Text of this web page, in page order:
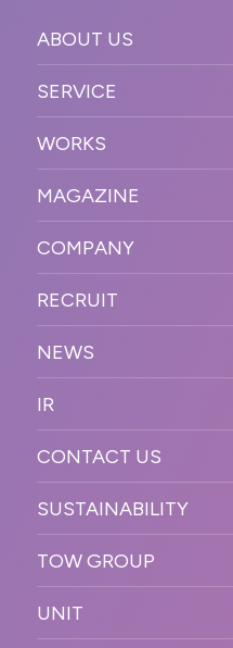
ABOUT US
PURPOSE
VISION
OUR DNA
SERVICE
STRONG POINT
BUSINESS DOMAIN
SOLUTION
WORKFLOW
WORKS
オンラインイベント
SNSプロモーション
プラットフォーム販
促
デジタル制作・映像
制作
PR
カ
MAGAZINE
COMPANY
COMPANY
MESSAGE
OFFICER
ACCESS
ORGANIZATION CHART
HISTORY
RECRUIT
新卒採用
キャリア採用
NEWS
IR
CONTACT US
SUSTAINABILITY
サステナビリティ
TOW GROUP
MOTTO
UNIT